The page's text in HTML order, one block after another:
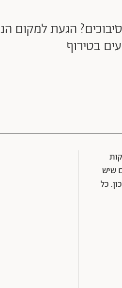
הגעת למקום
בטירוף
שיש
כל